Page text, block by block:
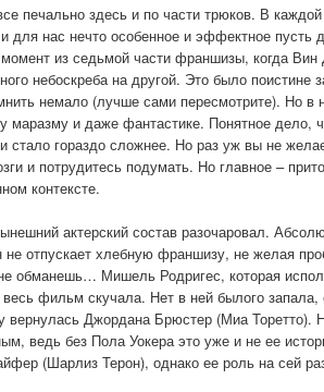
печально здесь и по части трюков. В
для нас нечто особенное и эффектное пусть
из седьмой части франшизы, когда
небоскреба на другой. Это было
немало (лучше сами пересмотрите). Но в
маразму и даже фантастике. Понятное дело,
стало гораздо сложнее. Но раз уж вы не
и потрудитесь подумать. Но главное –
контексте.
актерский состав разочаровал.
отпускает хлебную франшизу, не желая
обманешь… Мишель Родригес, которая
фильм скучала. Нет в ней былого запала,
вернулась Джордана Брюстер (Миа Торетто).
ведь без Пола Уокера это уже и не ее
(Шарлиз Терон), однако ее роль на сей